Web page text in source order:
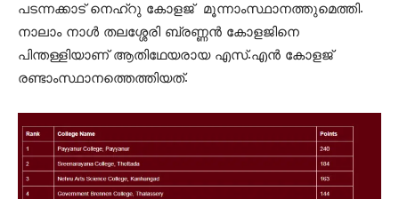
പടന്നക്കാട് നെഹ്റു കോളജ് മൂന്നാംസ്ഥാനത്തുമെത്തി.
നാലാം നാൾ തലശ്ശേരി ബ്രണ്ണൻ കോളജിനെ
പിന്തള്ളിയാണ് ആതിഥേയരായ എസ്.എൻ കോളജ്
രണ്ടാംസ്ഥാനത്തെത്തിയത്.